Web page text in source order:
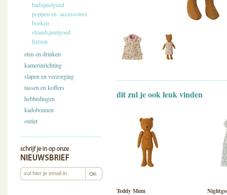
badspeelgoed
poppen en -accessoires
boeken
strandspeelgoed
fietsen
eten en drinken
kamerinrichting
slapen en verzorging
tassen en koffers
hebbedingen
kadobonnen
outlet
dit zul je ook leuk vinden
Teddy Mum